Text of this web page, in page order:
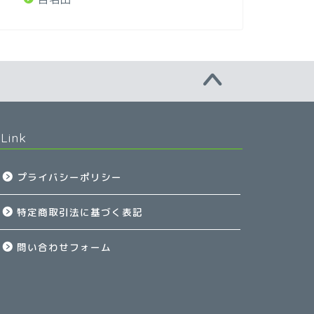
Link
プライバシーポリシー
特定商取引法に基づく表記
問い合わせフォーム